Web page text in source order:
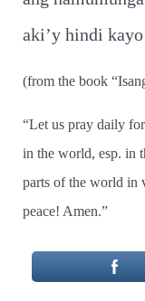
aki’y hindi kayo
(from the book
“Let us pray daily
in the world, esp. in
parts of the world in
peace! Amen.”